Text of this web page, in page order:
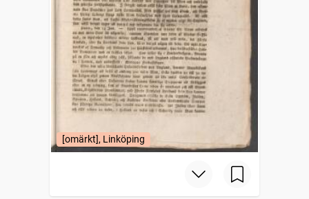
[omärkt], Linköping